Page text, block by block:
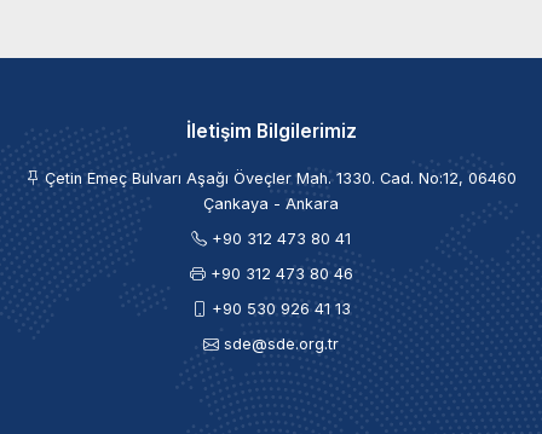
İletişim Bilgilerimiz
Çetin Emeç Bulvarı Aşağı Öveçler Mah. 1330. Cad. No:12, 06460
Çankaya - Ankara
+90 312 473 80 41
+90 312 473 80 46
+90 530 926 41 13
sde@sde.org.tr